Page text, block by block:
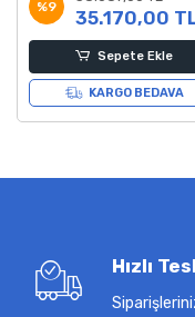
%9
35.170,00
Sepete Ekle
KARGO BEDAVA
Hızlı